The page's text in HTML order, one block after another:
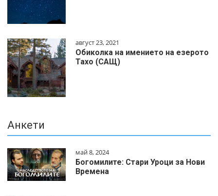
август 23, 2021
Обиколка на имението на езерото
Тахо (САЩ)
Анкети
май 8, 2024
Богомилите: Стари Уроци за Нови
Времена